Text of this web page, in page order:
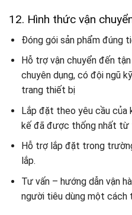
12. Hình thức vận
Đóng gói sản phẩm đúng
Hỗ trợ vận chuyển đến
chuyên dụng, có đội ngũ
trang thiết bị
Lắp đặt theo yêu cầu của
kế đã được thống nhất
Hỗ trợ lắp đặt trong
lắp.
Tư vấn – hướng dẫn vận
người tiêu dùng một cách